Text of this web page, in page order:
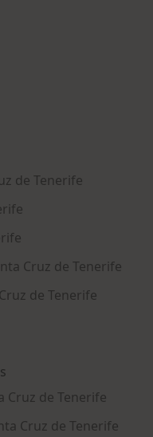
de Tenerife
Cruz de Tenerife
de Tenerife
Cruz de Tenerife
Cruz de Tenerife